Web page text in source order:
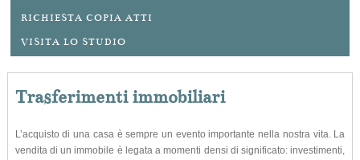
RICHIESTA COPIA ATTI
VISITA LO STUDIO
Trasferimenti immobiliari
L’acquisto di una casa è sempre un evento importante nella nostra vita. La
vendita di un immobile è legata a momenti densi di significato: investimenti,